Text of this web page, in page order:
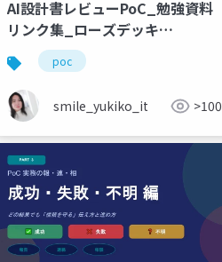
AI設計書レビューPoC_勉強資料
リンク集_ローズデッキ
_20260622
poc
smile_yukiko_it >100